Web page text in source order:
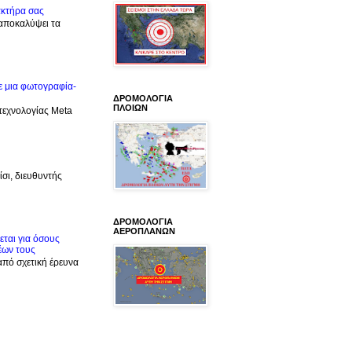
σας
τα
μια φωτογραφία-
Meta
διευθυντής
για όσους
τους
σχετική έρευνα
ΔΡΟΜΟΛΟΓΙΑ
ΠΛΟΙΩΝ
ΔΡΟΜΟΛΟΓΙΑ
ΑΕΡΟΠΛΑΝΩΝ